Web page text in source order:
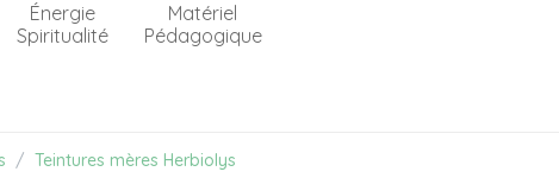
Énergie
Spiritualité
Matériel
Pédagogique
Teintures mères Herbiolys